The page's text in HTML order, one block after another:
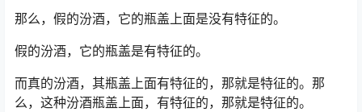
那么，假的汾酒，它的瓶盖上面是没有特征的。
假的汾酒，它的瓶盖是有特征的。
而真的汾酒，其瓶盖上面有特征的，那就是特征的。那
么，这种汾酒瓶盖上面，有特征的，那就是特征的。